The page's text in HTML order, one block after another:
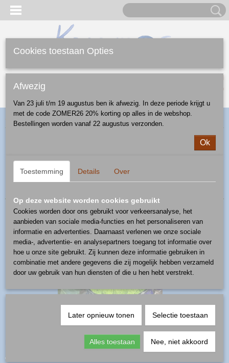
(0)
Home >Webshop>Diversen > decoratie
1 2 »
productnummer: bloem-miniblauw ∅ 2,5 cm, steel 25 cm
€ 3,50
Cookies toestaan Opties
Afwezig
Van 23 juli t/m 19 augustus ben ik afwezig. In deze periode krijgt u
met de code ZOMER26 20% korting op alles in de webshop.
Bestellingen worden vanaf 22 augustus verzonden.
Ok
Toestemming Details Over
Op deze website worden cookies gebruikt
Cookies worden door ons gebruikt voor verkeersanalyse, het
aanbieden van sociale media-functies en het personaliseren van
informatie en advertenties. Daarnaast verlenen we onze sociale
media-, advertentie- en analysepartners toegang tot informatie over
hoe u onze site gebruikt. Zij kunnen deze informatie gebruiken in
combinatie met andere gegevens die zij mogelijk hebben verzameld
door uw gebruik van hun diensten of die u hen hebt verstrekt.
Later opnieuw tonen Selectie toestaan
Alles toestaan Nee, niet akkoord